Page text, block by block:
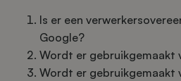
Is er een
Google?
Wordt er gebruikgemaakt
Wordt er gebruikgemaakt